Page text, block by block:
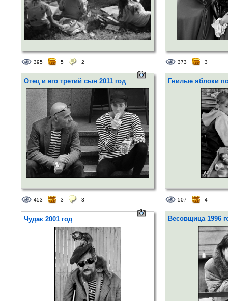
395 5 2 373 3
Отец и его третий сын 2011 год
453 3 3
Гнилые яблоки
507 4
Чудак 2001 год Весовщица 1996